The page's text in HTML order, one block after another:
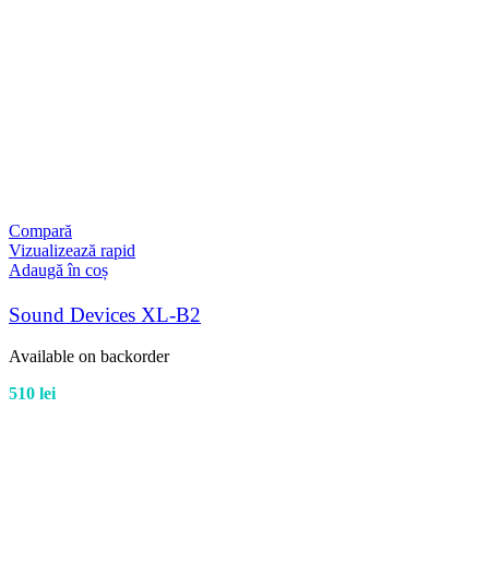
Compară
Vizualizează rapid
Adaugă în coș
Sound Devices XL-B2
Available on backorder
510 lei